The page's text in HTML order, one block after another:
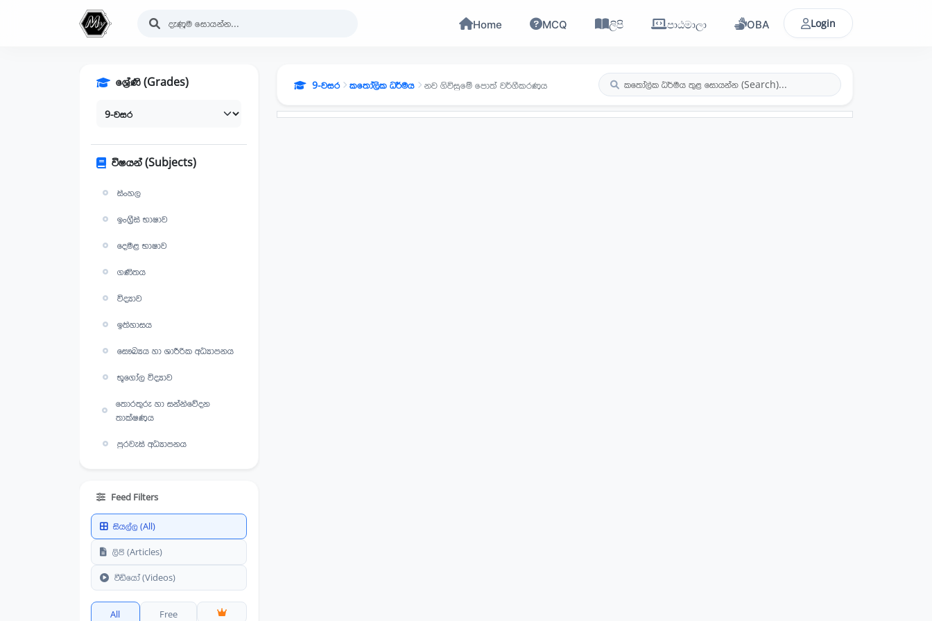
Home MCQ ලිපි පාඨමාලා OBA Login
ශ්‍රේණි (Grades)
විෂයන් (Subjects)
සිංහල
ඉංග්‍රීසි භාෂාව
දෙමළ භාෂාව
ගණිතය
විද්‍යාව
ඉතිහාසය
සෞඛ්‍යය හා ශාරීරික අධ්‍යාපනය
භූගෝල විද්‍යාව
තොරතුරු හා සන්නිවේදන
තාක්ෂණය
පුරවැසි අධ්‍යාපනය
Feed Filters
සියල්ල (All)
ලිපි (Articles)
වීඩියෝ (Videos)
All Free
9-වසර කතෝලික ධර්මය නව ගිවිසුමේ පොත් වර්ගීකරණය